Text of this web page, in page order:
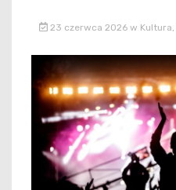
23 czerwca 2026 w Kultura